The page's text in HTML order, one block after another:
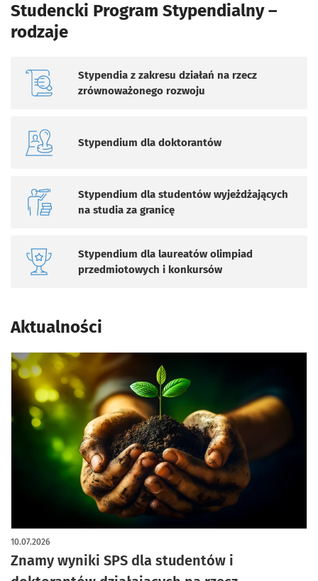
Studencki Program Stypendialny –
rodzaje
Stypendia z zakresu działań na rzecz
zrównoważonego rozwoju
Stypendium dla doktorantów
Stypendium dla studentów wyjeżdżających
na studia za granicę
Stypendium dla laureatów olimpiad
przedmiotowych i konkursów
Aktualności
Znamy wyniki SPS dla studentów i
10.07.2026